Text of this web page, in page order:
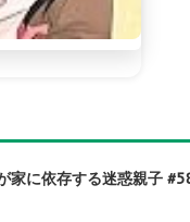
家に依存する迷惑親子